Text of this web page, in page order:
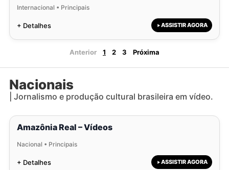
Internacional • Principais
+ Detalhes ASSISTIR AGORA
Anterior 1 2 3 Próxima
Nacionais
| Jornalismo e produção cultural brasileira em vídeo.
Amazônia Real – Vídeos
Nacional • Principais
+ Detalhes ASSISTIR AGORA